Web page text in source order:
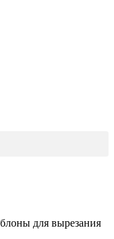
для вырезания